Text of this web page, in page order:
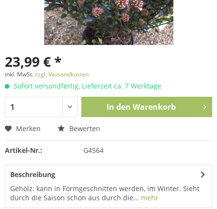
23,99 € *
inkl. MwSt.zzgl. Versandkosten
Sofort versandfertig, Lieferzeit ca. 7 Werktage
In den Warenkorb
Merken Bewerten
Artikel-Nr.: G4564
Beschreibung
Gehölz: kann in Formgeschnitten werden, im Winter. Sieht
durch die Saison schön aus durch die... mehr